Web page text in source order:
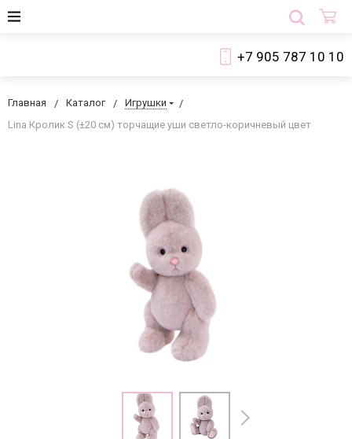
+7 905 787 10 10
Главная Каталог
Игрушки
Lina Кролик S (±20 см) торчащие уши светло-коричневый цвет